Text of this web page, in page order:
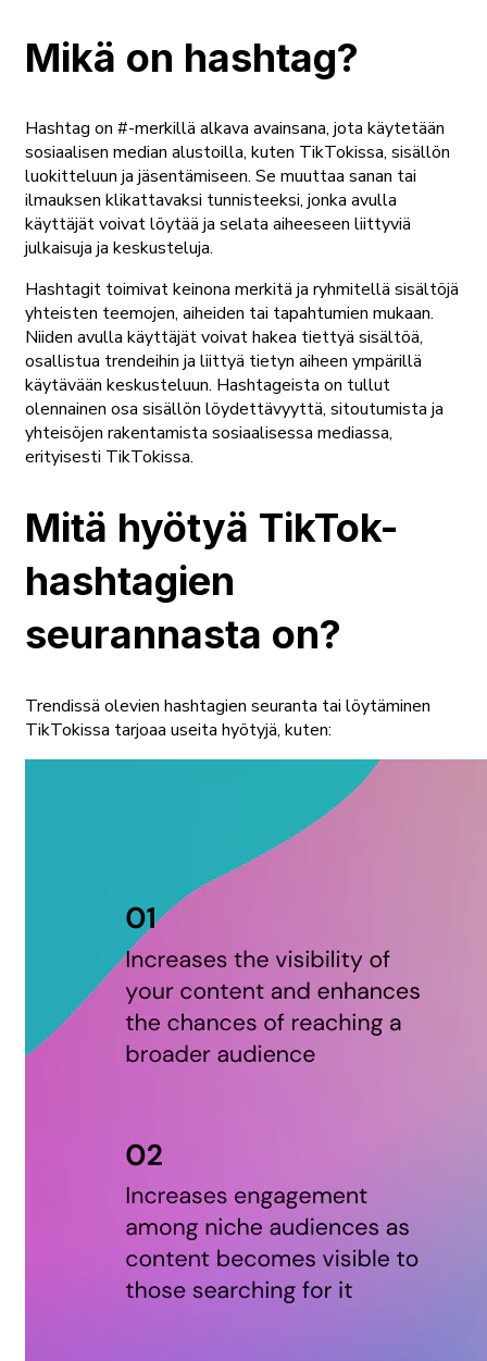
Mikä on hashtag?
Hashtag on #-merkillä alkava avainsana, jota käytetään
sosiaalisen median alustoilla, kuten TikTokissa, sisällön
luokitteluun ja jäsentämiseen. Se muuttaa sanan tai
ilmauksen klikattavaksi tunnisteeksi, jonka avulla
käyttäjät voivat löytää ja selata aiheeseen liittyviä
julkaisuja ja keskusteluja.
Hashtagit toimivat keinona merkitä ja ryhmitellä sisältöjä
yhteisten teemojen, aiheiden tai tapahtumien mukaan.
Niiden avulla käyttäjät voivat hakea tiettyä sisältöä,
osallistua trendeihin ja liittyä tietyn aiheen ympärillä
käytävään keskusteluun. Hashtageista on tullut
olennainen osa sisällön löydettävyyttä, sitoutumista ja
yhteisöjen rakentamista sosiaalisessa mediassa,
erityisesti TikTokissa.
Mitä hyötyä TikTok-
hashtagien
seurannasta on?
Trendissä olevien hashtagien seuranta tai löytäminen
TikTokissa tarjoaa useita hyötyjä, kuten: